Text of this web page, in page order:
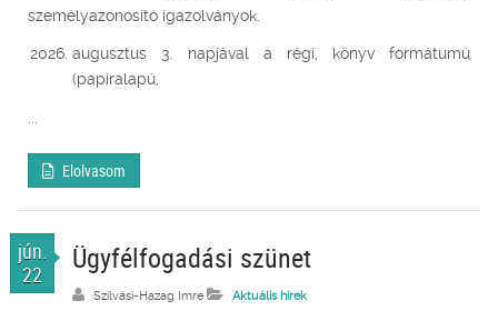
személyazonosító igazolványok.
augusztus 3. napjával a régi, könyv formátumú
(papíralapú,
Elolvasom
jún.
22
Ügyfélfogadási szünet
Szilvási-Hazag Imre Aktuális hírek